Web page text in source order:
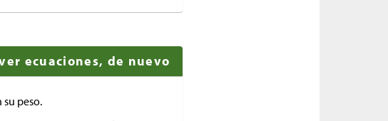
ecuaciones, de nuevo
peso.